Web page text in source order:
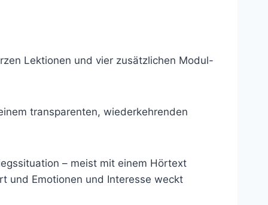
Lektionen und vier zusätzlichen Modul-
transparenten, wiederkehrenden
– meist mit einem Hörtext
und Emotionen und Interesse weckt